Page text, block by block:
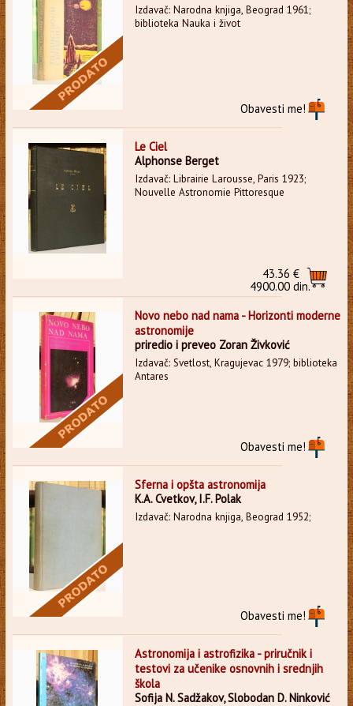
Izdavač: Narodna knjiga, Beograd 1961;
biblioteka Nauka i život
Obavesti me!
Le Ciel
Alphonse Berget
Izdavač: Librairie Larousse, Paris 1923;
Nouvelle Astronomie Pittoresque
43.36 €
4900.00 din.
Novo nebo nad nama - Horizonti moderne
astronomije
priredio i preveo Zoran Živković
Izdavač: Svetlost, Kragujevac 1979; biblioteka
Antares
Obavesti me!
Sferna i opšta astronomija
K.A. Cvetkov, I.F. Polak
Izdavač: Narodna knjiga, Beograd 1952;
Obavesti me!
Astronomija i astrofizika - priručnik i
testovi za učenike osnovnih i srednjih
škola
Sofija N. Sadžakov, Slobodan D. Ninković